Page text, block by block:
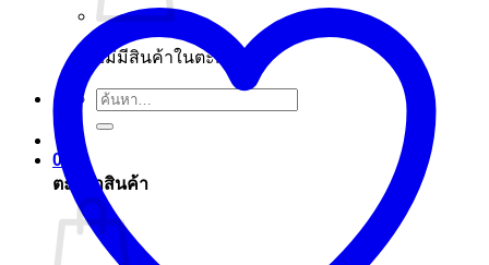
ไม่มีสินค้าในตะกร้า
ค้นหา:
0
ตะกร้าสินค้า